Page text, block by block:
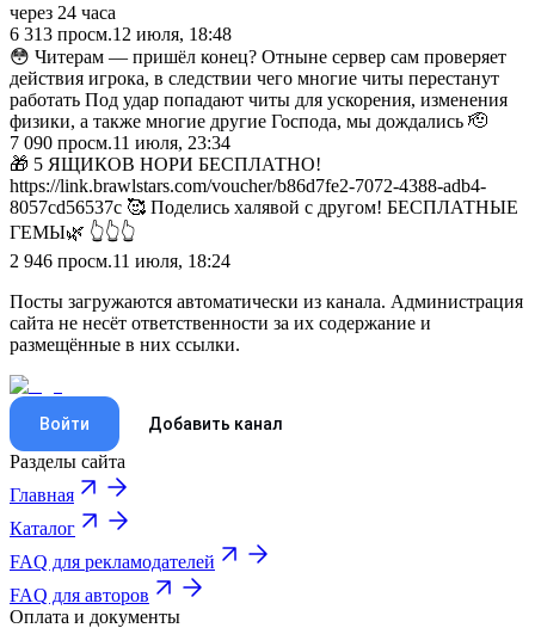
через 24 часа
6 313 просм.12 июля, 18:48
😳 Читерам — пришёл конец? Отныне сервер сам проверяет
действия игрока, в следствии чего многие читы перестанут
работать Под удар попадают читы для ускорения, изменения
физики, а также многие другие Господа, мы дождались 🫡
7 090 просм.11 июля, 23:34
🎁 5 ЯЩИКОВ НОРИ БЕСПЛАТНО!
https://link.brawlstars.com/voucher/b86d7fe2-7072-4388-adb4-
8057cd56537c 🥰 Поделись халявой с другом! БЕСПЛАТНЫЕ
ГЕМЫ🌿 👆👆👆
2 946 просм.11 июля, 18:24
Посты загружаются автоматически из канала. Администрация
сайта не несёт ответственности за их содержание и
размещённые в них ссылки.
Войти Добавить канал
Разделы сайта
Главная
Каталог
FAQ для рекламодателей
FAQ для авторов
Оплата и документы